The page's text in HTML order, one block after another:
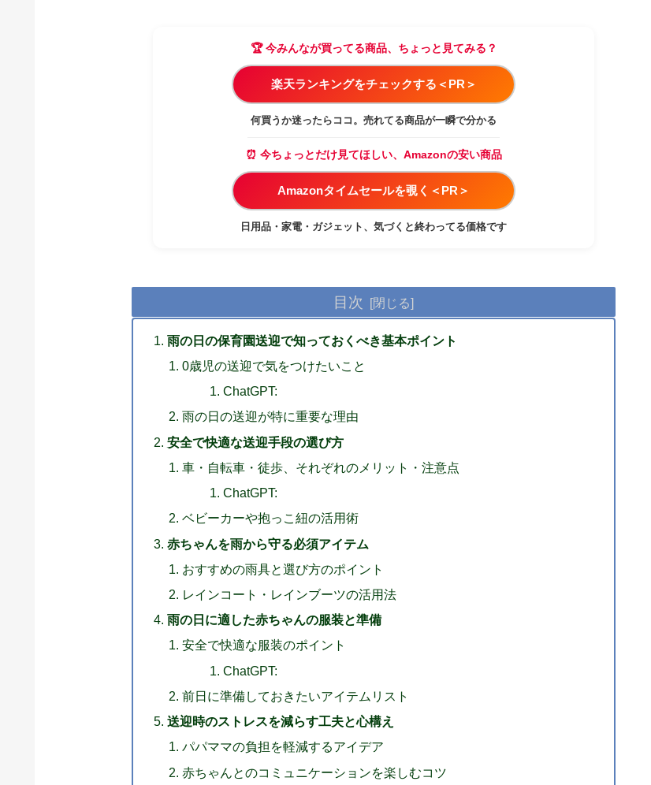
🏆 今みんなが買ってる商品、ちょっと見てみる？
楽天ランキングをチェックする＜PR＞
何買うか迷ったらココ。売れてる商品が一瞬で分かる
⏰ 今ちょっとだけ見てほしい、Amazonの安い商品
Amazonタイムセールを覗く＜PR＞
日用品・家電・ガジェット、気づくと終わってる価格です
目次
雨の日の保育園送迎で知っておくべき基本ポイント
0歳児の送迎で気をつけたいこと
ChatGPT:
雨の日の送迎が特に重要な理由
安全で快適な送迎手段の選び方
車・自転車・徒歩、それぞれのメリット・注意点
ChatGPT:
ベビーカーや抱っこ紐の活用術
赤ちゃんを雨から守る必須アイテム
おすすめの雨具と選び方のポイント
レインコート・レインブーツの活用法
雨の日に適した赤ちゃんの服装と準備
安全で快適な服装のポイント
ChatGPT:
前日に準備しておきたいアイテムリスト
送迎時のストレスを減らす工夫と心構え
パパママの負担を軽減するアイデア
赤ちゃんとのコミュニケーションを楽しむコツ